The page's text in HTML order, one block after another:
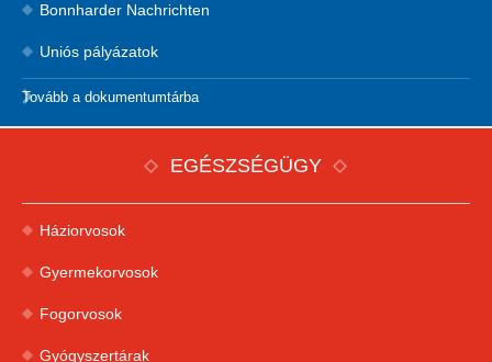
Bonnharder Nachrichten
Uniós pályázatok
Tovább a dokumentumtárba
EGÉSZSÉGÜGY
Háziorvosok
Gyermekorvosok
Fogorvosok
Gyógyszertárak